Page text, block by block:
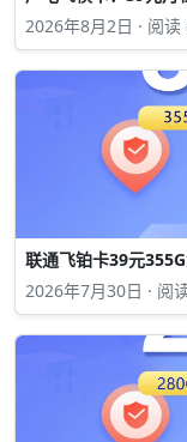
2026年8月2日 · 阅读
联通飞铂卡39元
2026年7月30日 · 阅